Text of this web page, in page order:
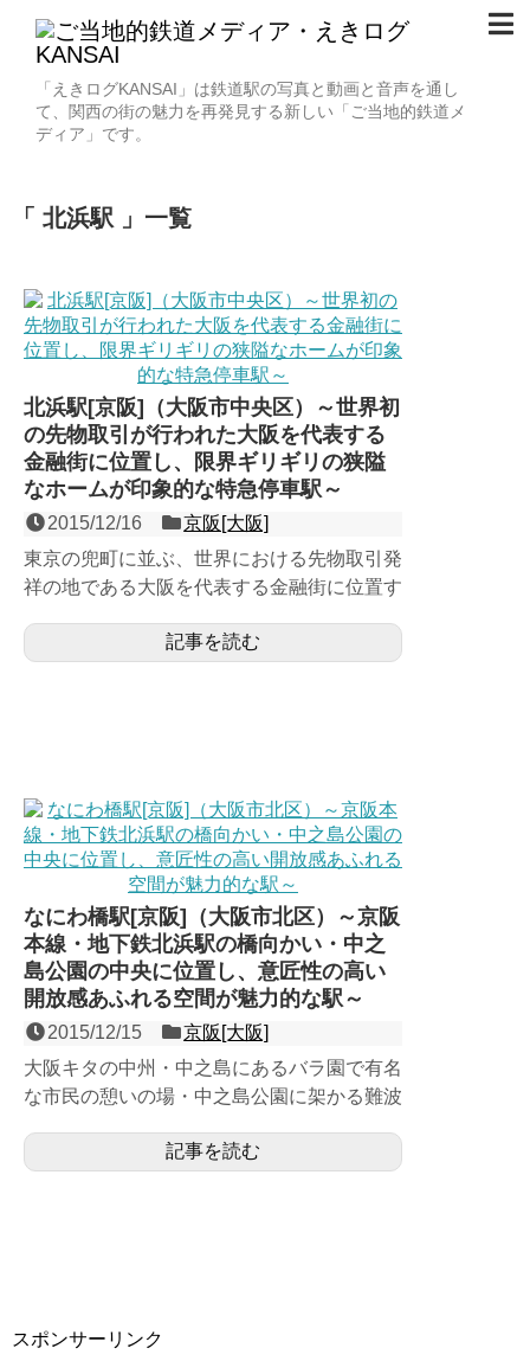
「えきログKANSAI」は鉄道駅の写真と動画と音声を通し
て、関西の街の魅力を再発見する新しい「ご当地的鉄道メ
ディア」です。
北浜駅 一覧
北浜駅[京阪]（大阪市中央区）～世界初
の先物取引が行われた大阪を代表する
金融街に位置し、限界ギリギリの狭隘
なホームが印象的な特急停車駅～
2015/12/16
京阪[大阪]
東京の兜町に並ぶ、世界における先物取引発
祥の地である大阪を代表する金融街に位置す
（昭和38年）に、...記事を読む
なにわ橋駅[京阪]（大阪市北区）～京阪
本線・地下鉄北浜駅の橋向かい・中之
島公園の中央に位置し、意匠性の高い
開放感あふれる空間が魅力的な駅～
2015/12/15
京阪[大阪]
大阪キタの中州・中之島にあるバラ園で有名
な市民の憩いの場・中之島公園に架かる難波
線の１面２線の地下駅...
記事を読む
スポンサーリンク